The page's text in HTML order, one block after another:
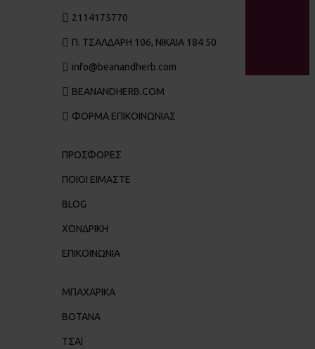
2114175770
Π. ΤΣΑΛΔΆΡΗ 106, ΝΊΚΑΙΑ 184 50
info@beanandherb.com
BEANANDHERB.COM
ΦΟΡΜΑ ΕΠΙΚΟΙΝΩΝΙΑΣ
ΠΡΟΣΦΟΡΕΣ
ΠΟΙΟΙ ΕΊΜΑΣΤΕ
BLOG
ΧΟΝΔΡΙΚΉ
ΕΠΙΚΟΙΝΩΝΊΑ
ΜΠΑΧΑΡΙΚΑ
ΒΟΤΑΝΑ
ΤΣΑΪ